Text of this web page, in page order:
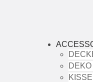
DEKO